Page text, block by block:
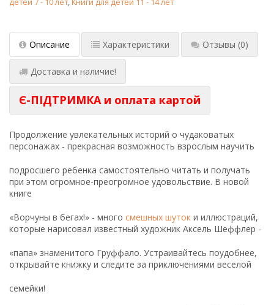
детей 7 - 10 лет, Книги для детей 11 - 14 лет
Описание Характеристики Отзывы (0)
Доставка и наличие!
Є-ПІДТРИМКА и оплата картой
Продолжение увлекательных историй о чудаковатых
персонажах - прекрасная возможность взрослым научить
подросшего ребенка самостоятельно читать и получать
при этом огромное-преогромное удовольствие. В новой
книге
«Ворчуны в бегах!» - много смешных шуток и иллюстраций,
которые нарисовал известный художник Аксель Шеффлер -
«папа» знаменитого Груффало. Устраивайтесь поудобнее,
открывайте книжку и следите за приключениями веселой
семейки!